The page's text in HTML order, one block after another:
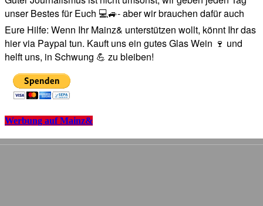
unser Bestes für Euch 💻🚙- aber wir brauchen dafür auch
Eure Hilfe: Wenn Ihr Mainz& unterstützen wollt, könnt Ihr das
hier via Paypal tun. Kauft uns ein gutes Glas Wein 🍷 und
helft uns, in Schwung 💪 zu bleiben!
Werbung auf Mainz&